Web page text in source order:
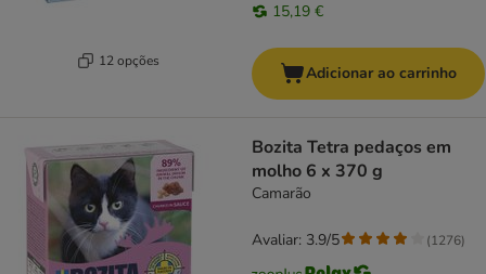
12 opções
15,19 €
Adicionar ao carrinho
Bozita Tetra pedaços em
molho 6 x 370 g
Camarão
Avaliar: 3.9/5 (1276)